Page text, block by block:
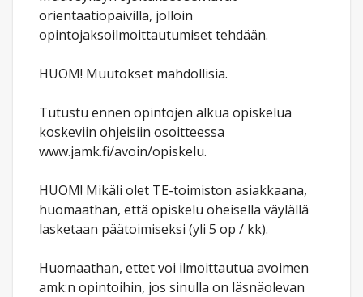
orientaatiopäivillä, jolloin
opintojaksoilmoittautumiset tehdään.
HUOM! Muutokset mahdollisia.
Tutustu ennen opintojen alkua opiskelua
koskeviin ohjeisiin osoitteessa
www.jamk.fi/avoin/opiskelu.
HUOM! Mikäli olet TE-toimiston asiakkaana,
huomaathan, että opiskelu oheisella väylällä
lasketaan päätoimiseksi (yli 5 op / kk).
Huomaathan, ettet voi ilmoittautua avoimen
amk:n opintoihin, jos sinulla on läsnäolevan